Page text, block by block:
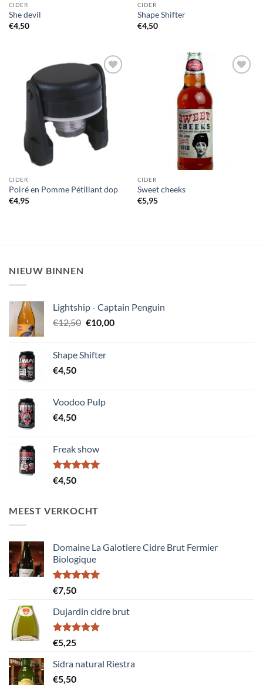
CIDER
She devil
€4,50
CIDER
Shape Shifter
€4,50
Voeg toe
aan
wensenlijst
CIDER
Poiré en Pomme Pétillant dop
€4,95
CIDER
Sweet cheeks
€5,95
NIEUW BINNEN
Lightship - Captain Penguin
€12,50 Oorspronkelijke
€12,50.
€10,00Huidige
Shape Shifter
€4,50
Voodoo Pulp
€4,50
Freak show
Gewaardeerd
5.00
€4,50
MEEST VERKOCHT
Domaine La Galotiere Cidre Brut Fermier
Biologique
Gewaardeerd
5.00
€7,50
Dujardin cidre brut
Gewaardeerd
5.00
€5,25
Sidra natural Riestra
€5,50